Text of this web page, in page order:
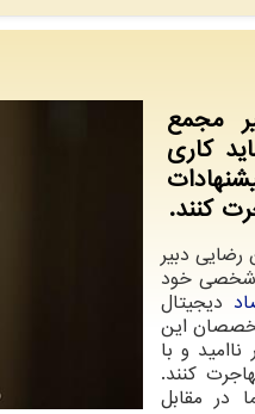
مجمع
کاری
کنند.
دبیر
شخصی خود
دیجیتال
این
و با
کنند.
در مقابل